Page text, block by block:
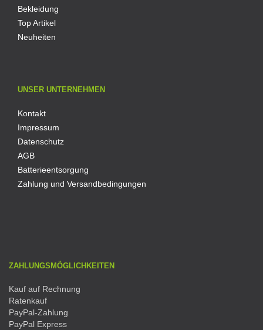
Bekleidung
Top Artikel
Neuheiten
UNSER UNTERNEHMEN
Kontakt
Impressum
Datenschutz
AGB
Batterieentsorgung
Zahlung und Versandbedingungen
ZAHLUNGSMÖGLICHKEITEN
Kauf auf Rechnung
Ratenkauf
PayPal-Zahlung
PayPal Express